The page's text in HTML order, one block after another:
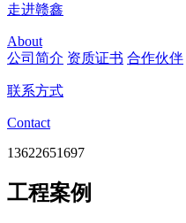
走进赣鑫
About
公司简介 资质证书 合作伙伴
联系方式
Contact
13622651697
工程案例